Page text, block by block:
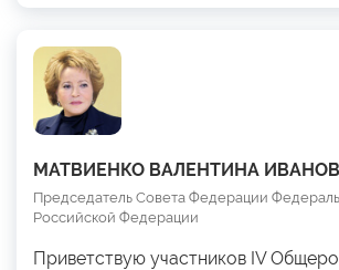
МАТВИЕНКО ВАЛЕНТИНА
Председатель Совета Федерации
Российской Федерации
Приветствую участников IV